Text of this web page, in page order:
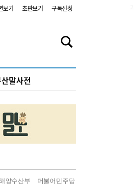
보기 초판보기 구독신청
말사전
양수산부
더불어민주당